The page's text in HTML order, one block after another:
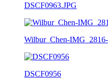
DSCF0963.JPG
Wilbur_Chen-IMG_2816-
DSCF0956